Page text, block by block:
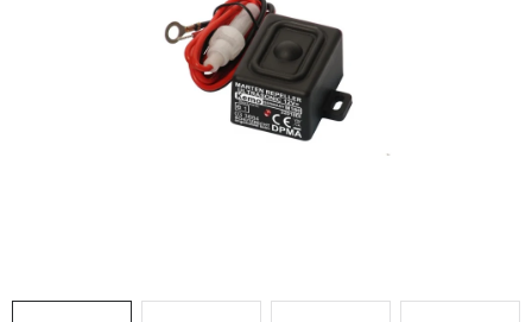
GADGETY, DARČEKY